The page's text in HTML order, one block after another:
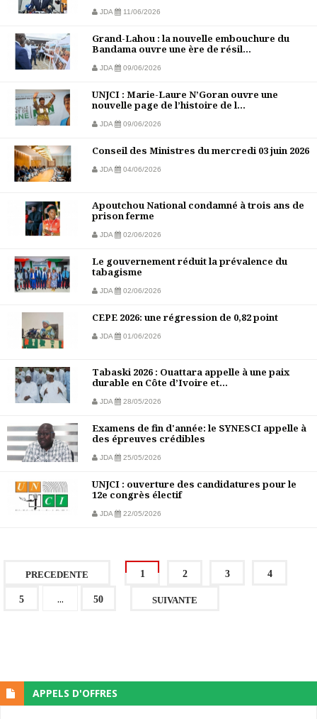
JDA 11/06/2026
Grand-Lahou : la nouvelle embouchure du
Bandama ouvre une ère de résil...
JDA 09/06/2026
UNJCI : Marie-Laure N’Goran ouvre une
nouvelle page de l’histoire de l...
JDA 09/06/2026
Conseil des Ministres du mercredi 03 juin 2026
JDA 04/06/2026
Apoutchou National condamné à trois ans de
prison ferme
JDA 02/06/2026
Le gouvernement réduit la prévalence du
tabagisme
JDA 02/06/2026
CEPE 2026: une régression de 0,82 point
JDA 01/06/2026
Tabaski 2026 : Ouattara appelle à une paix
durable en Côte d’Ivoire et...
JDA 28/05/2026
Examens de fin d'année: le SYNESCI appelle à
des épreuves crédibles
JDA 25/05/2026
UNJCI : ouverture des candidatures pour le
12e congrès électif
JDA 22/05/2026
PRECEDENTE 1 2 3 4
5 ... 50 SUIVANTE
APPELS D'OFFRES